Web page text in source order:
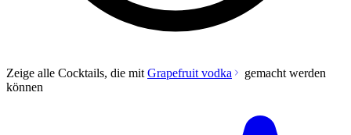
Zeige alle Cocktails, die mit Grapefruit vodka
gemacht werden
können